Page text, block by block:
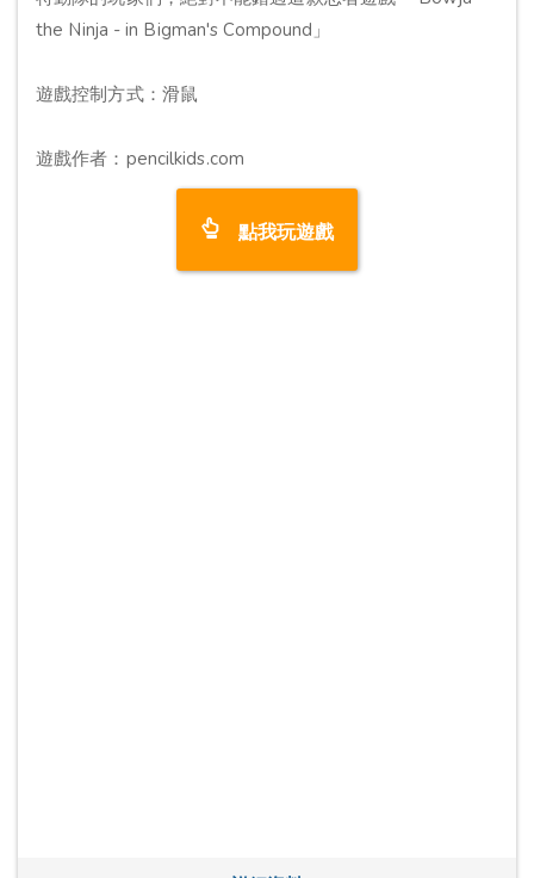
the Ninja - in Bigman's Compound」
遊戲控制方式：滑鼠
遊戲作者：pencilkids.com
點我玩遊戲